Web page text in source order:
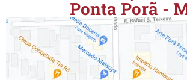
Ponta Porã -